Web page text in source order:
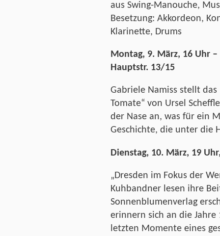
aus Swing-Manouche,
Besetzung: Akkordeon,
Klarinette, Drums
Montag, 9. März, 16 Uhr
Hauptstr. 13/15
Gabriele Namiss stellt
Tomate“ von Ursel
der Nase an, was für ein
Geschichte, die unter die
Dienstag, 10. März, 19
„ Dresden im Fokus der
Kuhbandner lesen ihre
Sonnenblumenverlag
erinnern sich an die Jahre
letzten Momente eines